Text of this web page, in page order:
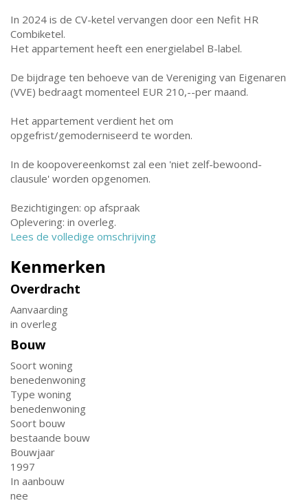
In 2024 is de CV-ketel vervangen door een Nefit HR
Combiketel.
Het appartement heeft een energielabel B-label.
De bijdrage ten behoeve van de Vereniging van Eigenaren
(VVE) bedraagt momenteel EUR 210,--per maand.
Het appartement verdient het om
opgefrist/gemoderniseerd te worden.
In de koopovereenkomst zal een 'niet zelf-bewoond-
clausule' worden opgenomen.
Bezichtigingen: op afspraak
Oplevering: in overleg.
Lees de volledige omschrijving
Kenmerken
Overdracht
Aanvaarding
in overleg
Bouw
Soort woning
benedenwoning
Type woning
benedenwoning
Soort bouw
bestaande bouw
Bouwjaar
1997
In aanbouw
nee